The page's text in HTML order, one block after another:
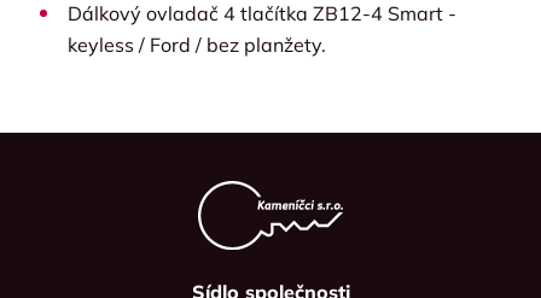
Dálkový ovladač 4 tlačítka ZB12-4 Smart -
keyless / Ford / bez planžety.
Sídlo společnosti